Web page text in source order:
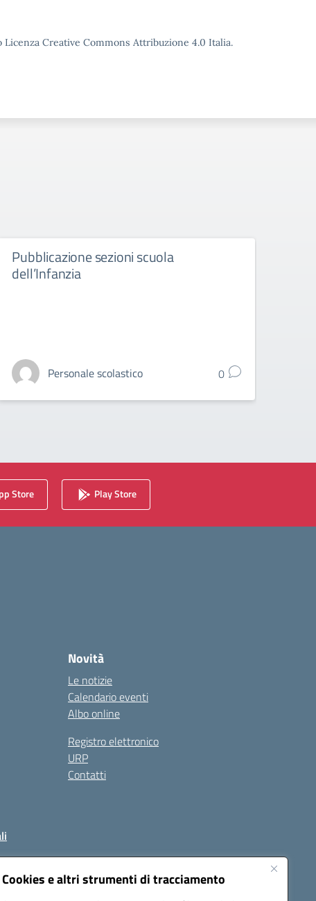
Cookies e altri strumenti di tracciamento
Creative Commons Attribuzione 4.0 Italia.
Pubblicazione sezioni scuola
dell’Infanzia
Personale scolastico 0
Store Play Store
Novità
Le notizie
Calendario eventi
Albo online
Registro elettronico
URP
Contatti